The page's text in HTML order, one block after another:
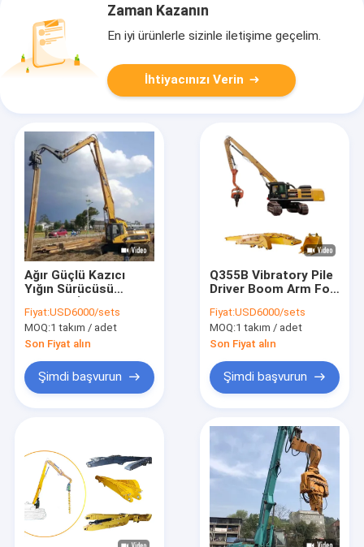
Zaman Kazanın
En iyi ürünlerle sizinle iletişime geçelim.
İhtiyacınızı Verin
Ağır Güçlü Kazıcı
Yığın Sürücüsü
Alanları için titreşimli
kol
Fiyat:USD6000/sets
MOQ:1 takım / adet
Son Fiyat alın
Şimdi başvurun
Q355B Vibratory Pile
Driver Boom Arm For
Yükleme ve Sondaj
Fiyat:USD6000/sets
MOQ:1 takım / adet
Son Fiyat alın
Şimdi başvurun